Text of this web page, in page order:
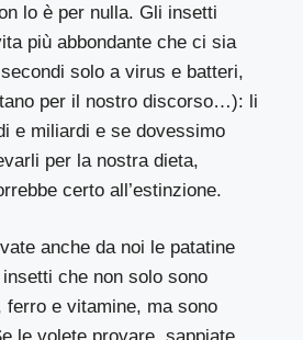
lo è per nulla. Gli insetti
più abbondante che ci sia
solo a virus e batteri,
per il nostro discorso…): li
e miliardi e se dovessimo
per la nostra dieta,
certo all’estinzione.
anche da noi le patatine
che non solo sono
ferro e vitamine, ma sono